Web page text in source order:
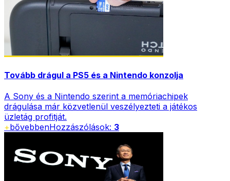
Tovább drágul a PS5 és a Nintendo konzolja
A Sony és a Nintendo szerint a memóriachipek
drágulása már közvetlenül veszélyezteti a játékos
üzletág profitját.
+bővebbenHozzászólások: 3